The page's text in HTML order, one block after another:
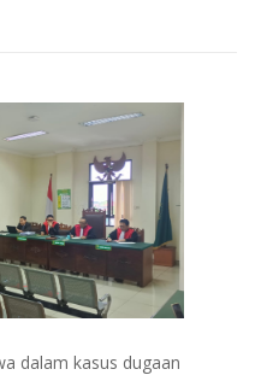
dalam kasus dugaan